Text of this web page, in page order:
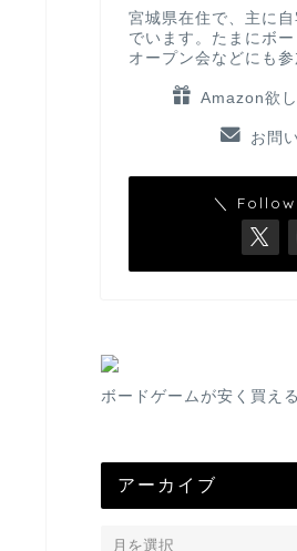
宮城県在住で、主に
でいます。たまにボ
オープン会などにも参
Amazon欲
お問
＼
ボードゲームが安く買え
アーカイブ